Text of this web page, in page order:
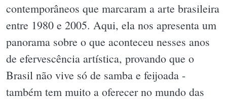
contemporâneos que marcaram a arte brasileira
entre 1980 e 2005. Aqui, ela nos apresenta um
panorama sobre o que aconteceu nesses anos
de efervescência artística, provando que o
Brasil não vive só de samba e feijoada -
também tem muito a oferecer no mundo das